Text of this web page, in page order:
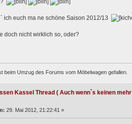
ich euch ma ne schöne Saison 2012/13
doch nicht wirklich so, oder?
beim Umzug des Forums vom Möbelwagen gefallen.
Kassel Thread ( Auch wenn`s keinen mehr
29. Mai 2012, 21:22:41 »